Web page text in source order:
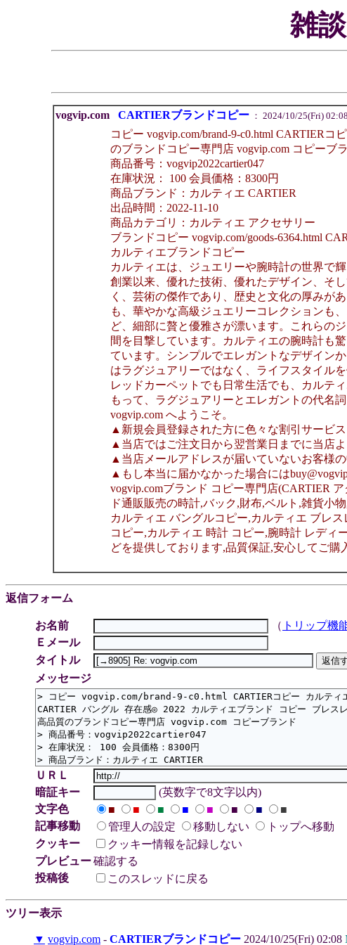
雑
vogvip.com CARTIERブランドコピー： 2024/10/25(Fri) 02:08
コピー vogvip.com/brand-9-c0.html CARTIER
のブランドコピー専門店 vogvip.com コピーブ
商品番号：vogvip2022cartier047
在庫状況： 100 会員価格：8300円
商品ブランド：カルティエ CARTIER
出品時間：2022-11-10
商品カテゴリ：カルティエ アクセサリー
ブランドコピー vogvip.com/goods-6364.html
カルティエブランドコピー
カルティエは、ジュエリーや腕時計の世界で
創業以来、優れた技術、優れたデザイン、そ
く、芸術の傑作であり、歴史と文化の厚みが
も、華やかな高級ジュエリーコレクションも
ど、細部に贅と優雅さが漂います。これらの
間を目撃しています。カルティエの腕時計も
ています。シンプルでエレガントなデザイン
はラグジュアリーではなく、ライフスタイル
レッドカーペットでも日常生活でも、カルテ
もって、ラグジュアリーとエレガントの代名詞
vogvip.com へようこそ。
▲新規会員登録された方に色々な割引サービス
▲当店ではご注文日から翌営業日までに当店
▲当店メールアドレスが届いていないお客様
▲もし本当に届かなかった場合には
vogvip.comブランド コピー専門店(CARTIER
ド通販販売の時計,バック,財布,ベルト,雑貨小
カルティエ バングルコピー,カルティエ ブレ
コピー,カルティエ 時計 コピー,腕時計 レディ
どを提供しております,品質保証,安心してご購
返信フォーム
お名前 （ トリップ機
Ｅメール
タイトル
メッセージ
ＵＲＬ
暗証キー
(英数字で8文字以内)
文字色
■ ■ ■ ■ ■ ■ ■
■
記事移動
管理人の設定 移動しない
トップへ移動
クッキー
クッキー情報を記録しない
プレビュー確認する
投稿後
このスレッドに戻る
ツリー表示
▼ vogvip.com - CARTIERブランドコピー 2024/10/25(Fri) 02:08